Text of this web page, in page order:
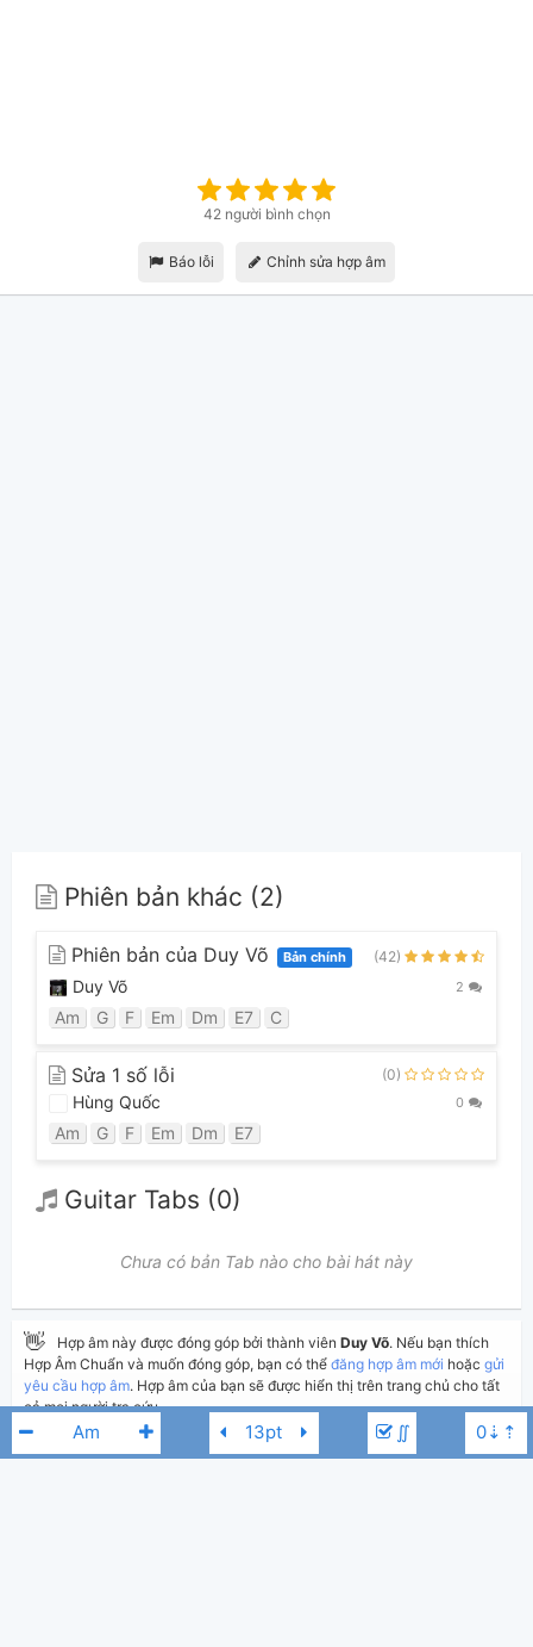
∬
42 người bình chọn
Báo lỗi Chỉnh sửa hợp âm
Phiên bản khác (2)
Phiên bản của Duy Võ Bản chính (42)
Duy Võ 2
Am G F Em Dm E7 C
Sửa 1 số lỗi (0)
Hùng Quốc 0
Am G F Em Dm E7
Guitar Tabs (0)
Chưa có bản Tab nào cho bài hát này
👋 Hợp âm này được đóng góp bởi thành viên Duy Võ. Nếu bạn thích
Hợp Âm Chuẩn và muốn đóng góp, bạn có thể đăng hợp âm mới hoặc gửi
yêu cầu hợp âm. Hợp âm của bạn sẽ được hiển thị trên trang chủ cho tất
cả mọi người tra cứu.
Nếu bạn thấy hợp âm có sai sót, bạn có thể bình luận ở bên dưới hoặc gửi
góp ý bằng nútBáo lỗi. Ngoài ra bạn cũng có thể chỉnh sửa hợp âm bài